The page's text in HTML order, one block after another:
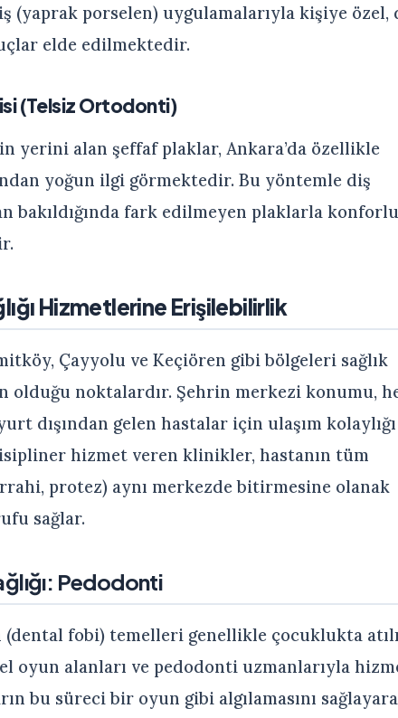
(yaprak porselen) uygulamalarıyla kişiye özel,
elde edilmektedir.
(Telsiz Ortodonti)
yerini alan şeffaf plaklar, Ankara’da özellikle
yoğun ilgi görmektedir. Bu yöntemle diş
bakıldığında fark edilmeyen plaklarla
Hizmetlerine Erişilebilirlik
Çayyolu ve Keçiören gibi bölgeleri sağlık
olduğu noktalardır. Şehrin merkezi konumu,
dışından gelen hastalar için ulaşım kolaylığı
hizmet veren klinikler, hastanın tüm
protez) aynı merkezde bitirmesine olanak
sağlar.
Pedodonti
fobi) temelleri genellikle çocuklukta
oyun alanları ve pedodonti uzmanlarıyla
bu süreci bir oyun gibi algılamasını